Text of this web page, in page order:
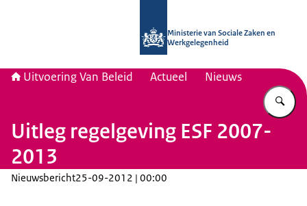
Ministerie van Sociale Zaken en
Werkgelegenheid
Uitvoering Van Beleid Actueel Nieuws
Uitleg regelgeving ESF 2007-
2013
Nieuwsbericht25-09-2012 | 00:00